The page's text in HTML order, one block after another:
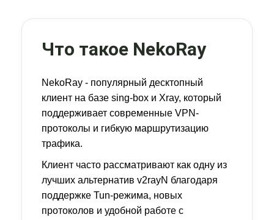
Что такое NekoRay
NekoRay - популярный десктопный
клиент на базе sing-box и Xray, который
поддерживает современные VPN-
протоколы и гибкую маршрутизацию
трафика.
Клиент часто рассматривают как одну из
лучших альтернатив v2rayN благодаря
поддержке Tun-режима, новых
протоколов и удобной работе с